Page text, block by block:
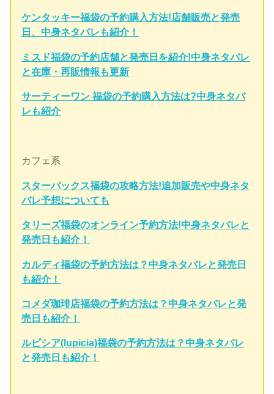
ケンタッキー福袋の予約購入方法!店舗販売と発売
日、中身ネタバレも紹介！
ミスド福袋の予約店舗と発売日を紹介!中身ネタバレ
と在庫・再販情報も更新
サーティーワン 福袋の予約購入方法は?中身ネタバ
レも紹介
カフェ系
スターバックス福袋の攻略方法!追加販売や中身ネタ
バレ予想についても
タリーズ福袋のオンライン予約方法!中身ネタバレと
発売日も紹介！
カルディ福袋の予約方法は？中身ネタバレと発売日
も紹介！
コメダ珈琲店福袋の予約方法は？中身ネタバレと発
売日も紹介！
ルピシア(lupicia)福袋の予約方法は？中身ネタバレ
と発売日も紹介！